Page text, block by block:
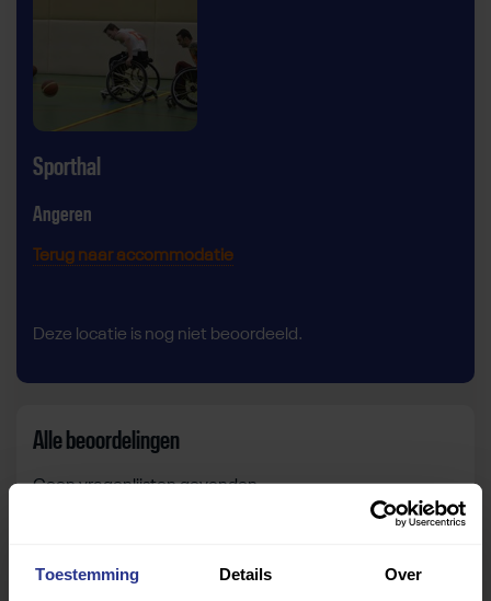
Toestemming Details Over
Sporthal
Angeren
Terug naar accommodatie
Deze locatie is nog niet beoordeeld.
Alle beoordelingen
Geen vragenlijsten gevonden.